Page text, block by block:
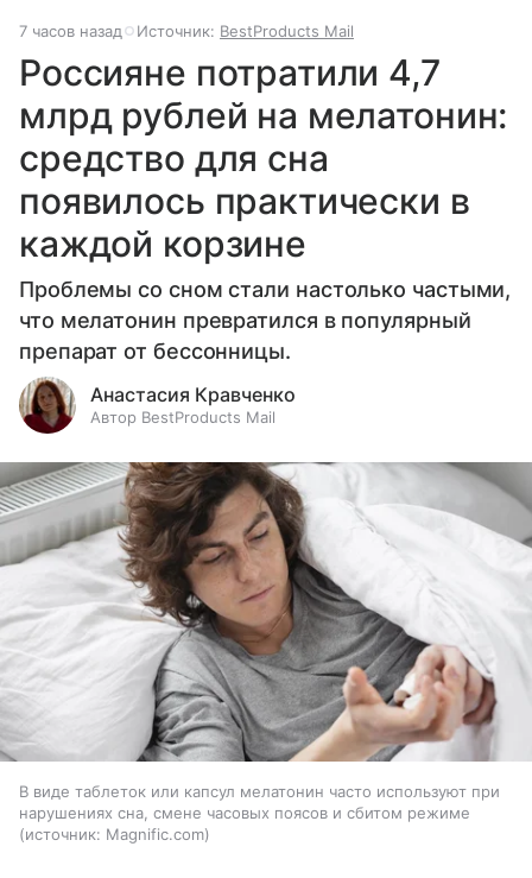
7 часов назад Источник: BestProducts Mail
Россияне потратили 4,7
млрд рублей на мелатонин:
средство для сна
появилось практически в
каждой корзине
Проблемы со сном стали настолько частыми,
что мелатонин превратился в популярный
препарат от бессонницы.
Анастасия Кравченко
Автор BestProducts Mail
В виде таблеток или капсул мелатонин часто используют при
нарушениях сна, смене часовых поясов и сбитом режиме
источник: Magnific.com